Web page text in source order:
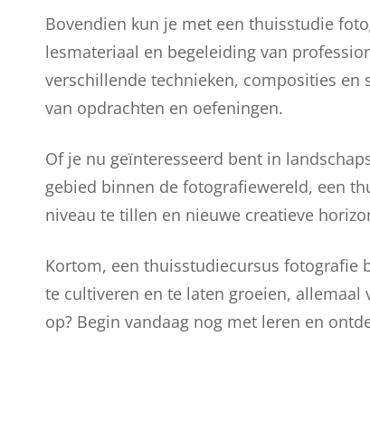
Bovendien kun je met een thuisstudie
lesmateriaal en begeleiding van
verschillende technieken, composities
van opdrachten en oefeningen.
Of je nu geïnteresseerd bent in
gebied binnen de fotografiewereld, een
niveau te tillen en nieuwe creatieve
Kortom, een thuisstudiecursus fotografie
te cultiveren en te laten groeien, allemaal
op? Begin vandaag nog met leren en